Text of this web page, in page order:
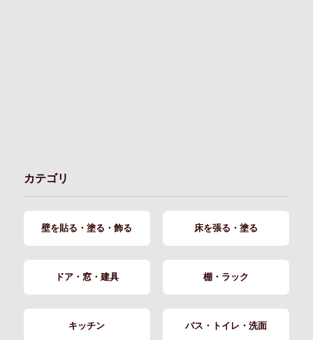
カテゴリ
壁を貼る・塗る・飾る 床を張る・塗る
ドア・窓・建具 棚・ラック
キッチン バス・トイレ・洗面